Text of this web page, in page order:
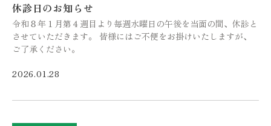
休診日のお知らせ
令和８年１月第４週目より毎週水曜日の午後を当面の間、休診と
させていただきます。 皆様にはご不便をお掛けいたしますが、
ご了承ください。
2026.01.28